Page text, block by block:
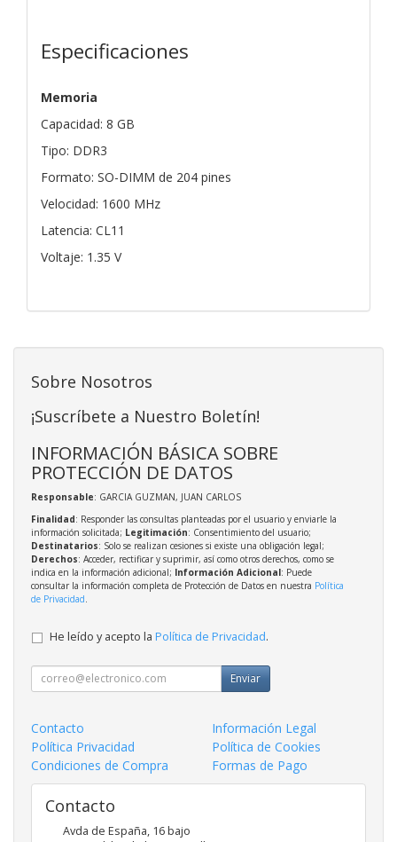
Especificaciones
Memoria
Capacidad: 8 GB
Tipo: DDR3
Formato: SO-DIMM de 204 pines
Velocidad: 1600 MHz
Latencia: CL11
Voltaje: 1.35 V
Sobre Nosotros
¡Suscríbete a Nuestro Boletín!
INFORMACIÓN BÁSICA SOBRE
PROTECCIÓN DE DATOS
Responsable: GARCIA GUZMAN, JUAN CARLOS
Finalidad: Responder las consultas planteadas por el usuario y enviarle la
información solicitada; Legitimación: Consentimiento del usuario;
Destinatarios: Solo se realizan cesiones si existe una obligación legal;
Derechos: Acceder, rectificar y suprimir, así como otros derechos, como se
indica en la información adicional; Información Adicional: Puede
consultar la información completa de Protección de Datos en nuestra Política
de Privacidad
He leído y acepto la Política de Privacidad.
Enviar
Contacto
Información Legal
Política Privacidad
Política de Cookies
Condiciones de Compra
Formas de Pago
Contacto
Avda de España, 16 bajo